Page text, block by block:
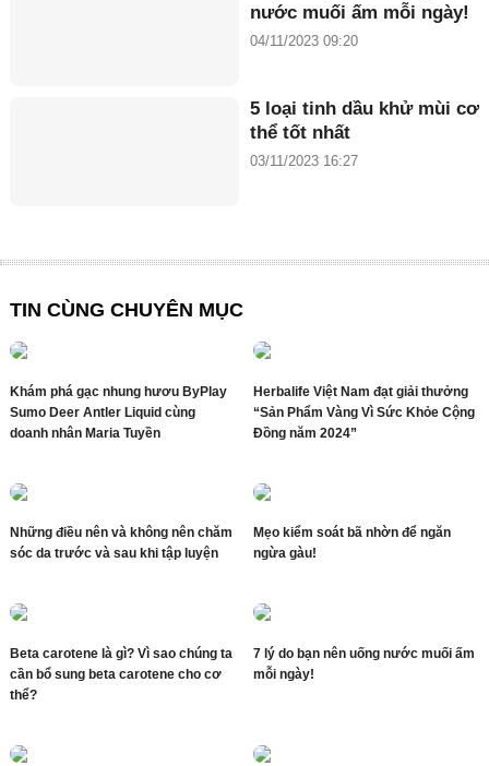
nước muối ấm mỗi ngày!
04/11/2023 09:20
5 loại tinh dầu khử mùi cơ
thể tốt nhất
03/11/2023 16:27
TIN CÙNG CHUYÊN MỤC
Khám phá gạc nhung hươu ByPlay
Sumo Deer Antler Liquid cùng
doanh nhân Maria Tuyền
Herbalife Việt Nam đạt giải thưởng
“Sản Phẩm Vàng Vì Sức Khỏe Cộng
Đồng năm 2024”
Những điều nên và không nên chăm
sóc da trước và sau khi tập luyện
Mẹo kiểm soát bã nhờn để ngăn
ngừa gàu!
Beta carotene là gì? Vì sao chúng ta
cần bổ sung beta carotene cho cơ
thể?
7 lý do bạn nên uống nước muối ấm
mỗi ngày!